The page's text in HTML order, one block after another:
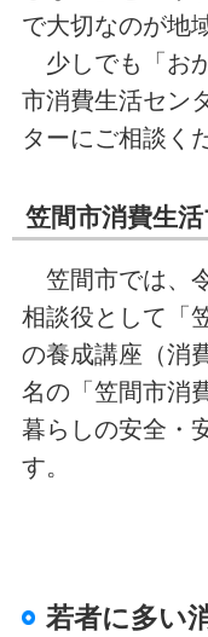
で大切なのが地
少しでも「お
市消費生活セン
ターにご相談く
笠間市消費生
笠間市では、
相談役として「
の養成講座（消
名の「笠間市消
暮らしの安全・
す。
若者に多い